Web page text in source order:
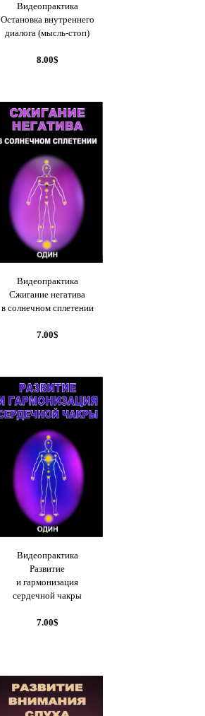
Видеопрактика
Остановка внутреннего
диалога (мысль-стоп)
8.00$
Видеопрактика
Сжигание негатива
в солнечном сплетении
7.00$
Видеопрактика
Развитие
и гармонизация
сердечной чакры
7.00$